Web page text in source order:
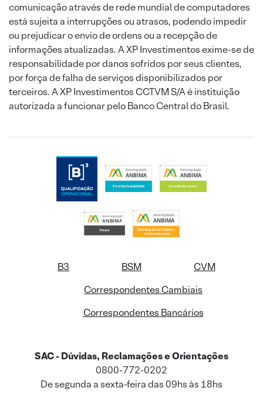
comunicação através de rede mundial de computadores
está sujeita a interrupções ou atrasos, podendo impedir
ou prejudicar o envio de ordens ou a recepção de
informações atualizadas. A XP Investimentos exime-se de
responsabilidade por danos sofridos por seus clientes,
por força de falha de serviços disponibilizados por
terceiros. A XP Investimentos CCTVM S/A é instituição
autorizada a funcionar pelo Banco Central do Brasil.
B3 BSM
CVM
Correspondentes Cambiais
Correspondentes Bancários
SAC - Dúvidas, Reclamações e Orientações
0800-772-0202
De segunda a sexta-feira das 09hs às 18hs